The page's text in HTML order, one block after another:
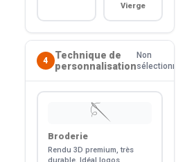
Vierge
4
Technique de
personnalisation
Non
sélectionné
🪡
Broderie
Rendu 3D premium, très
durable. Idéal logos